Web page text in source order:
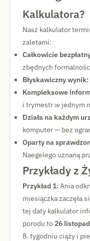
Kalkulatora?
Nasz kalkulator
zaletami:
Całkowicie
zbędnych
Błyskawiczny wynik:
Kompleksowe
i trymestr w jednym
Działa na każdym
komputer — bez
Oparty na
Naegelego uznaną
Przykłady z
Przykład 1:Ania
miesiączka zaczęła
tej daty kalkulator
porodu to 26
8. tygodniu ciąży i